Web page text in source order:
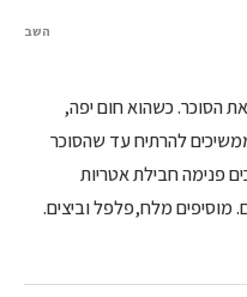
הסוכר. כשהוא חום יפה,
בדיוק. ממשיכים להרתיח עד שהסוכר
פנימה חבילת אטריות
מלח,פלפל וביצים.
השב